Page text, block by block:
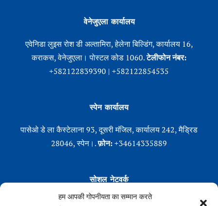
हम आपकी गोपनीयता का सम्मान करते
वेनेजुएला कार्यालय
एवेनिडा लुइस रोश डी अल्तामिरा, हेलेना बिल्डिंग, कार्यालय 16,
कराकस, वेनेजुएला। पोस्टल कोड 1060.टेलीफोन नंबर:
+582122839390 | +582122854535
स्पेन कार्यालय
पासेओ डे ला कैस्टेलाना 93, दूसरी मंजिल, कार्यालय 242, मैड्रिड
28046, स्पेन।.फ़ोन:+34614335889
सोशल नेटवर्क
Linkedin